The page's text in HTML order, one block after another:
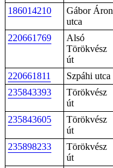
186014210
Gábor Áron
utca
220661769
Alsó
Törökvész
út
220661811 Szpáhi utca
235843393
Törökvész
út
235843605
Törökvész
út
235898233
Törökvész
út